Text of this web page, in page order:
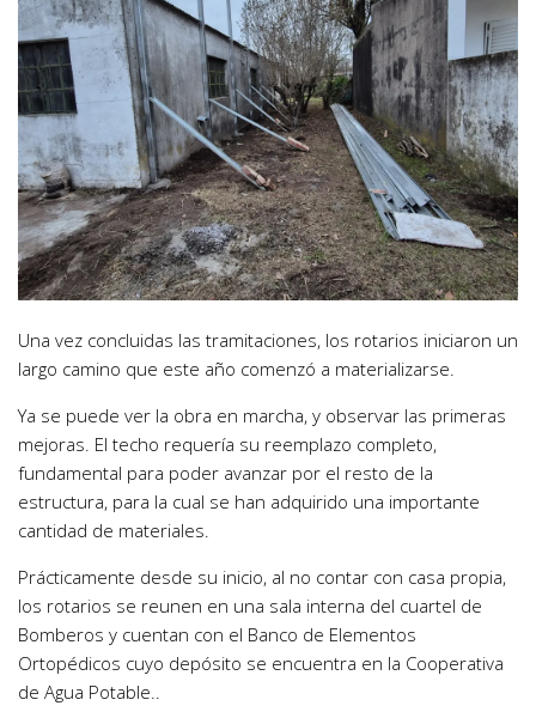
Una vez concluidas las tramitaciones, los rotarios iniciaron un
largo camino que este año comenzó a materializarse.
Ya se puede ver la obra en marcha, y observar las primeras
mejoras. El techo requería su reemplazo completo,
fundamental para poder avanzar por el resto de la
estructura, para la cual se han adquirido una importante
cantidad de materiales.
Prácticamente desde su inicio, al no contar con casa propia,
los rotarios se reunen en una sala interna del cuartel de
Bomberos y cuentan con el Banco de Elementos
Ortopédicos cuyo depósito se encuentra en la Cooperativa
de Agua Potable..